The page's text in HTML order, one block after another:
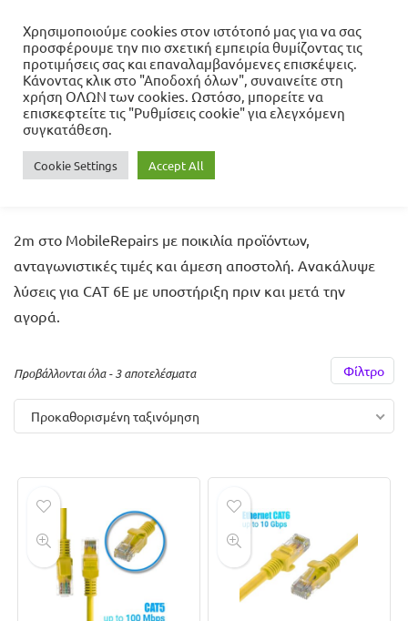
Αρχική σελίδα
Αναβάθμιση & Δίκτυα
Καλώδια - Αντάπτορες - Οργάνωση
Καλώδια Ethernet
CAT 6E
2m
2m στο MobileRepairs με ποικιλία προϊόντων,
ανταγωνιστικές τιμές και άμεση αποστολή. Ανακάλυψε
λύσεις για CAT 6E με υποστήριξη πριν και μετά την
αγορά.
Φίλτρο
Προβάλλονται όλα - 3 αποτελέσματα
Προκαθορισμένη ταξινόμηση
Χρησιμοποιούμε cookies στον ιστότοπό μας για να σας
προσφέρουμε την πιο σχετική εμπειρία θυμίζοντας τις
προτιμήσεις σας και επαναλαμβανόμενες επισκέψεις.
Κάνοντας κλικ στο "Αποδοχή όλων", συναινείτε στη
χρήση ΟΛΩΝ των cookies. Ωστόσο, μπορείτε να
επισκεφτείτε τις "Ρυθμίσεις cookie" για ελεγχόμενη
συγκατάθεση.
Cookie Settings Accept All